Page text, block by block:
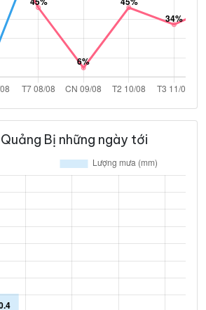
Bị những ngày tới